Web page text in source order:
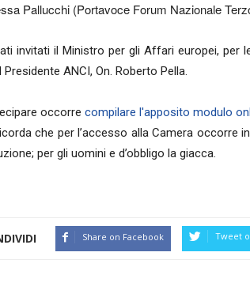
Pallucchi (Portavoce Forum Nazionale
invitati il Ministro per gli Affari europei, per
Presidente ANCI, On. Roberto Pella.
occorre compilare l'apposito modulo
che per l’accesso alla Camera occorre
per gli uomini e d’obbligo la giacca.
Share on Facebook Tweet